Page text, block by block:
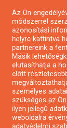
Pályázatok
Pályázatok
Pályázatok
Önkormányzati
Falusi turizmus
Napelem
Az Ön
módszerrel
azonosítási
helyre kattintva
partnereink a
Másik
elutasíthatja a
előtt
személyes
szükséges az
ilyen jellegű
weboldalra
adatvédelmi